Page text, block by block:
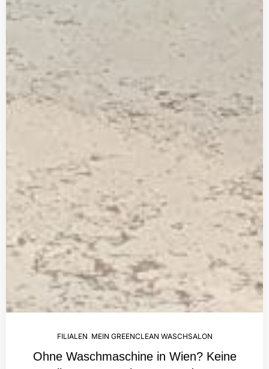
FILIALEN MEIN GREENCLEAN WASCHSALON
Ohne Waschmaschine in Wien? Keine